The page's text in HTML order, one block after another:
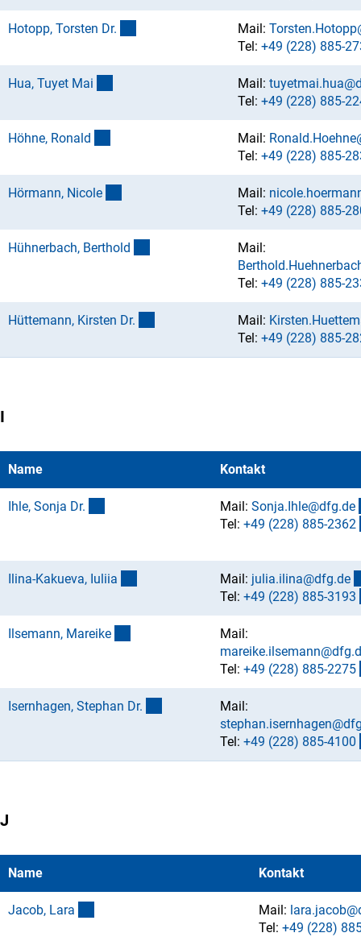
Hotopp, Torsten Dr. Mail:
Tel: +49 (228) 885-
Hua, Tuyet Mai Mail:
Tel: +49 (228) 885-
Höhne, Ronald Mail:
Tel: +49 (228) 885-
Hörmann, Nicole Mail:
Tel: +49 (228) 885-
Hühnerbach, Berthold
Mail:
Tel: +49 (228) 885-
Hüttemann, Kirsten Dr. Mail:
Tel: +49 (228) 885-
I
Name Kontakt
Ihle, Sonja Dr. Mail: Sonja.Ihle@dfg.de
Tel: +49 (228) 885-2362
Ilina-Kakueva, Iuliia Mail: julia.ilina@dfg.de
Tel: +49 (228) 885-3193
Ilsemann, Mareike
Mail:
mareike.ilsemann@dfg.d
Tel: +49 (228) 885-2275
Isernhagen, Stephan Dr. (externer Link)
Mail:
Tel: +49 (228) 885-4100
J
Name Kontakt
Jacob, Lara Mail:
Tel: +49 (228)